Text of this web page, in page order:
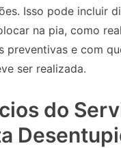
Isso pode incluir
na pia, como
preventivas e com
ser realizada.
do